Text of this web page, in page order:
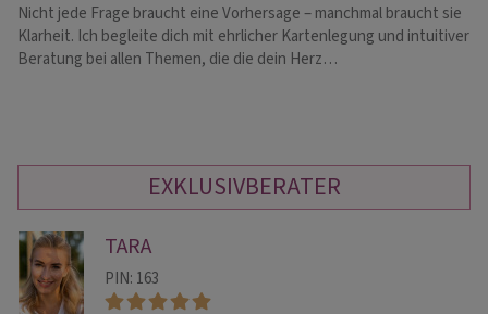
Nicht jede Frage braucht eine Vorhersage – manchmal braucht sie
Klarheit. Ich begleite dich mit ehrlicher Kartenlegung und intuitiver
Beratung bei allen Themen, die die dein Herz…
EXKLUSIVBERATER
TARA
PIN: 163